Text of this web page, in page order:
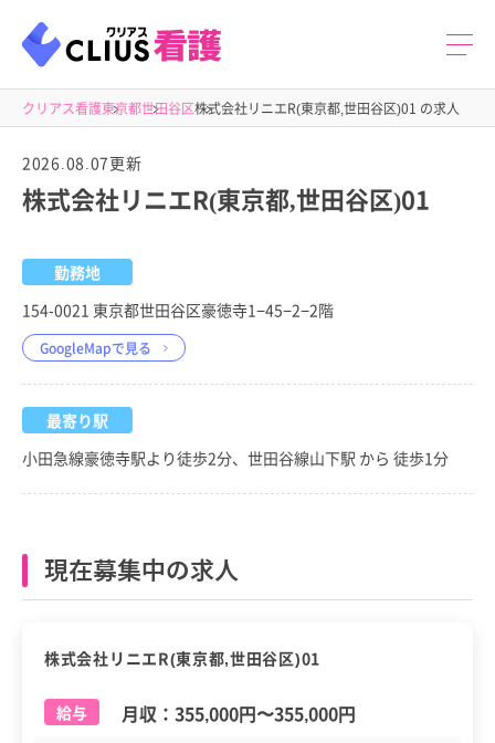
クリアス看護東京都世田谷区株式会社リニエR(東京都,世田谷区)01 の求人
2026.08.07更新
株式会社リニエR(東京都,世田谷区)01
勤務地
154-0021 東京都世田谷区豪徳寺1−45−2−2階
GoogleMapで見る
最寄り駅
小田急線豪徳寺駅より徒歩2分、世田谷線山下駅 から 徒歩1分
現在募集中の求人
株式会社リニエR(東京都,世田谷区)01
給与 月収： 355,000円〜355,000円